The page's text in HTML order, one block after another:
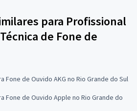
para Profissional
de Fone de
Fone de Ouvido AKG no Rio Grande do Sul
Fone de Ouvido Apple no Rio Grande do